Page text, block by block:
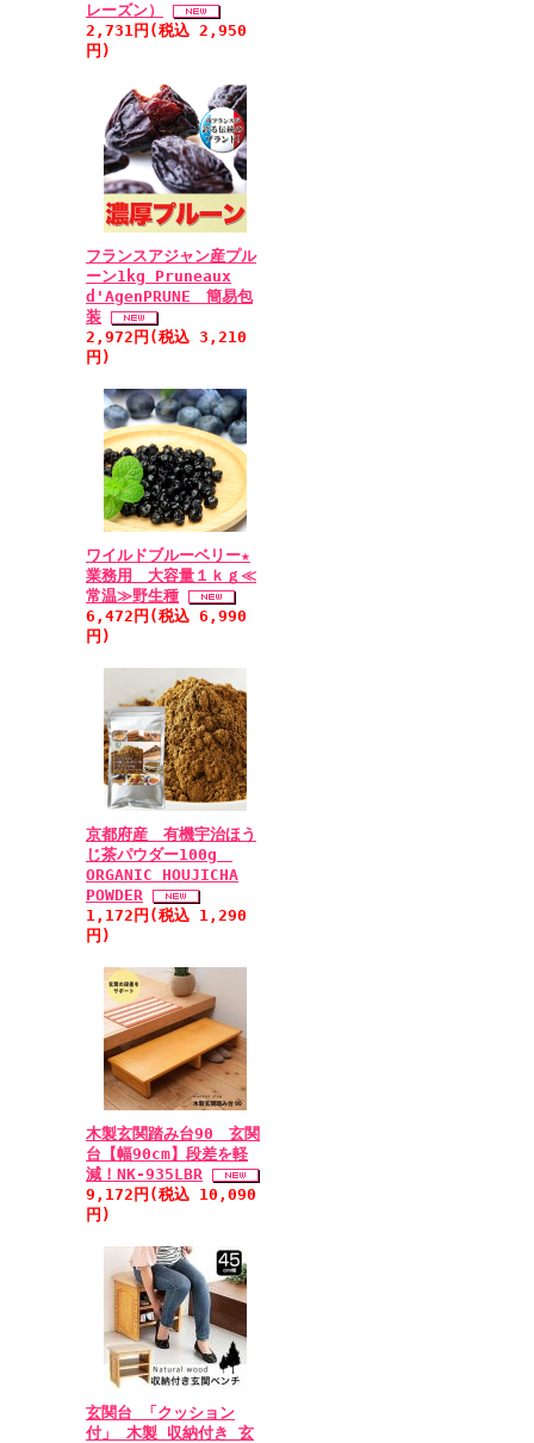
レーズン）
2,731円(税込 2,950
円)
フランスアジャン産プル
ーン1kg Pruneaux
d'AgenPRUNE 簡易包
装
2,972円(税込 3,210
円)
ワイルドブルーベリー★
業務用 大容量１ｋｇ≪
常温≫野生種
6,472円(税込 6,990
円)
京都府産 有機宇治ほう
じ茶パウダー100g
ORGANIC HOUJICHA
POWDER
1,172円(税込 1,290
円)
木製玄関踏み台90 玄関
台【幅90cm】段差を軽
減！NK-935LBR
9,172円(税込 10,090
円)
玄関台 「クッション
付」 木製 収納付き 玄